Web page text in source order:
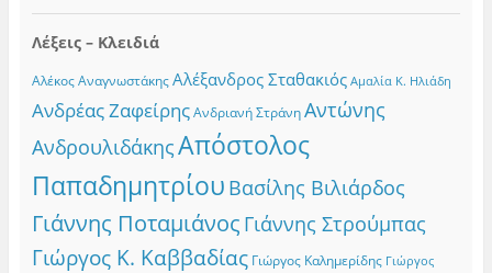
Λέξεις – Κλειδιά
Αλέκος Αναγνωστάκης Αλέξανδρος Σταθακιός Αμαλία Κ. Ηλιάδη
Ανδρέας Ζαφείρης Ανδριανή Στράνη Αντώνης
ΑνδρουλιδάκηςΑπόστολος
Παπαδημητρίου Βασίλης Βιλιάρδος
Γιάννης Ποταμιάνος Γιάννης Στρούμπας
Γιώργος Κ. Καββαδίας Γιώργος Καλημερίδης Γιώργος